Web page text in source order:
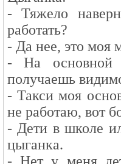
- Тяжело
работать?
- Да нее, это моя
- На основной
получаешь
- Такси моя
не работаю, вот
- Дети в школе
цыганка.